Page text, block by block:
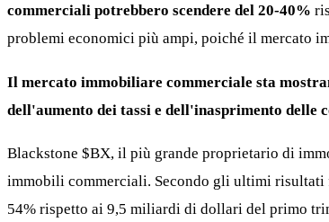
commerciali potrebbero scendere del 20-40%
problemi economici più ampi, poiché il mercato
Il mercato immobiliare commerciale sta
dell'aumento dei tassi e dell'inasprimento delle
Blackstone $BX, il più grande proprietario di
immobili commerciali. Secondo gli ultimi risultati
54% rispetto ai 9,5 miliardi di dollari del primo